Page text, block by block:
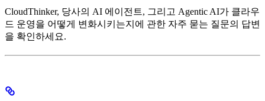
CloudThinker, 당사의 AI 에이전트, 그리고 Agentic AI가 클라우
드 운영을 어떻게 변화시키는지에 관한 자주 묻는 질문의 답변
을 확인하세요.